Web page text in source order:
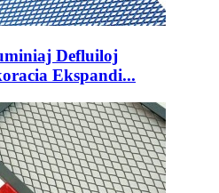
Defluiloj
Ekspandi...